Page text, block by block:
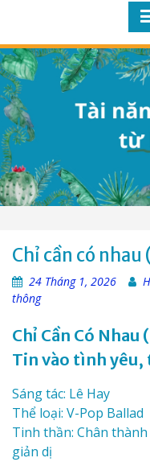
Chỉ cần có
24 Tháng 1, 2026
thông
Chỉ Cần Có
Tin vào tình yêu,
Sáng tác: Lê Hay
Thể loại: V-Pop Ballad
Tinh thần: Chân
giản dị